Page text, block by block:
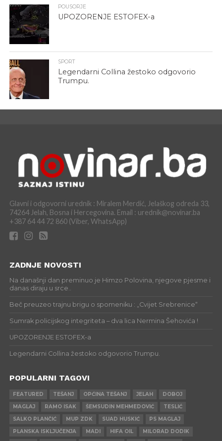
POUSORJE
UPOZORENJE ESTOFEX-a
SPORT
Legendarni Collina žestoko odgovorio
Trumpu.
Glavni i odgovorni urednik : Miralem Merdić, Jelaškog odreda 33,
74264 Jelah, Bosna i Hercegovina. Email : urednik@novinar.ba
+387 64 44 72 860 (Viber, WhatsApp)
ZADNJE NOVOSTI
Na današnji dan preminuo je Himzo Polovina, njegove pjesme i
danas diraju u srce..
Beč preuzeo trajnu brigu o spomeniku : „Cvijet Srebrenice“
Sumrak policijskog integriteta – dva lica Nermina Šehovića !
UPOZORENJE ESTOFEX-a
Legendarni Collina žestoko odgovorio Trumpu.
POPULARNI TAGOVI
FEATURED TEŠANJ OPĆINA TEŠANJ JELAH
DOBOJ
MAGLAJ
RAMO ISAK ŠEMSUDIN MEHMEDOVIĆ
TESLIĆ
SALKO PLANČIĆ
MUP ZDK SUAD HUSKIĆ
PS MAGLAJ
PLANSKA ISKLJUČENJA
MADI HIFA OIL
MILORAD DODIK